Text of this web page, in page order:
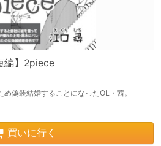
編】2piece
偽装結婚することになったOL・茜。
買いに行く